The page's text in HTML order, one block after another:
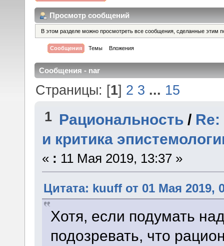
Просмотр сообщений
В этом разделе можно просмотреть все сообщения, сделанные этим
Сообщения Темы Вложения
Сообщения - nar
Страницы: [1] 2 3 ... 15
1 Рациональность /
и критика
« : 11 Мая 2019, 13:37 »
Цитата: kuuff от 01 Мая 2019,
Хотя, если подумать
подозревать, что